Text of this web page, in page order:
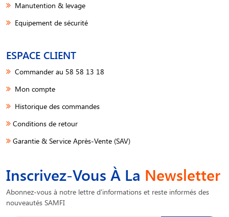
Manutention & levage
Equipement de sécurité
ESPACE CLIENT
Commander au 58 58 13 18
Mon compte
Historique des commandes
Conditions de retour
Garantie & Service Après-Vente (SAV)
Inscrivez-Vous À La Newsletter
Abonnez-vous à notre lettre d'informations et reste informés des
nouveautés SAMFI